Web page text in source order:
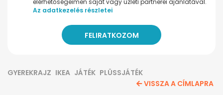
Az adatkezelés részletei
GYEREKRAJZ IKEA JÁTÉK PLÜSSJÁTÉK
VISSZA A CÍMLAPRA